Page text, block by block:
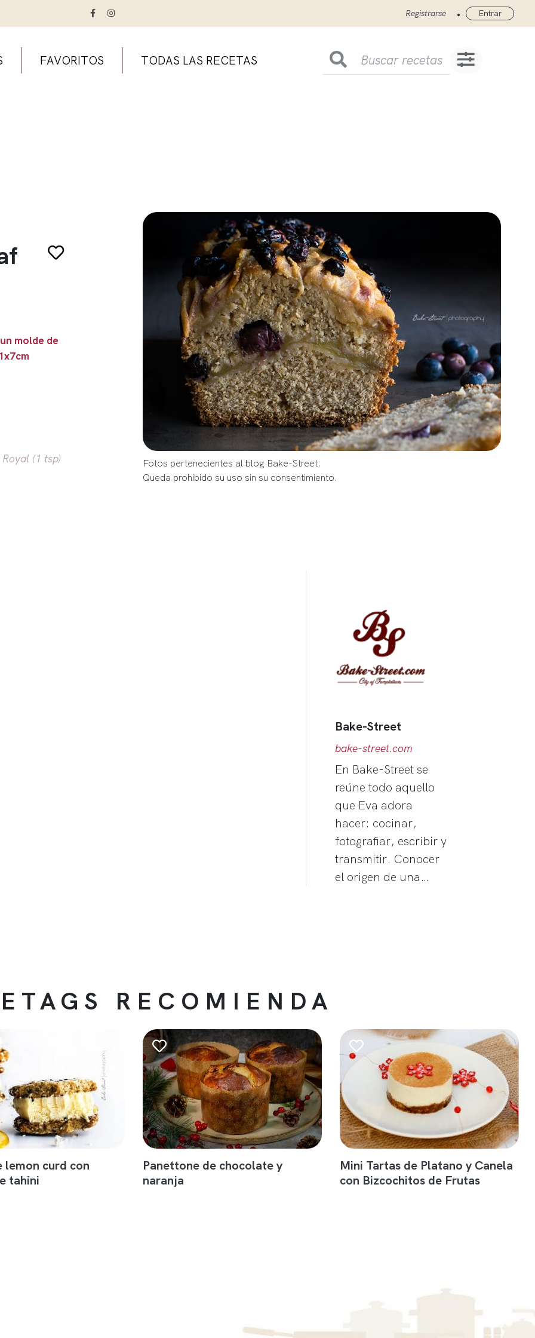
Registrarse • Entrar
FAVORITOS TODAS LAS RECETAS
molde de
(1 tsp)
Fotos pertenecientes al blog Bake-Street.
Queda prohibido su uso sin su consentimiento.
Bake-Street
bake-street.com
En Bake-Street se
reúne todo aquello
que Eva adora
hacer: cocinar,
fotografiar, escribir y
transmitir. Conocer
el origen de una…
RECOMIENDA
lemon curd con
tahini
Panettone de chocolate y
naranja
Mini Tartas de Platano y Canela
con Bizcochitos de Frutas